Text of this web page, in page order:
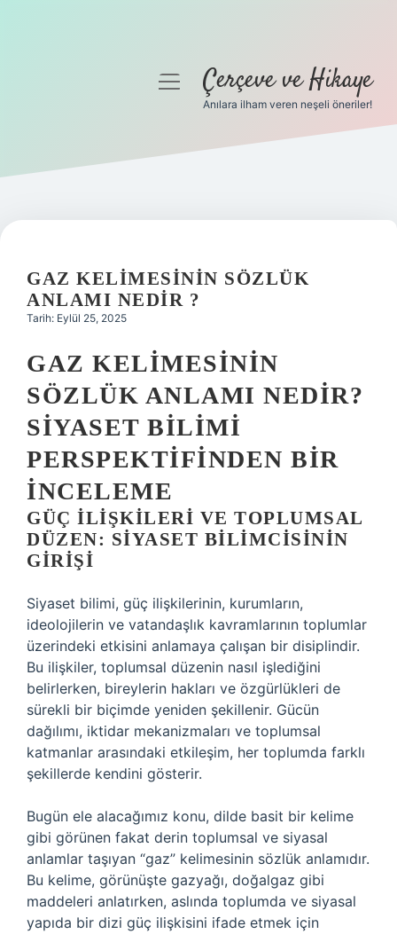
Gizlilik Politikası
Yasal Uyarı
menüyüÇerçeve ve Hikaye
Anılara ilham veren neşeli öneriler!
GAZ KELIMESININ SÖZLÜK
ANLAMI NEDIR ?
Tarih: Eylül 25, 2025
GAZ KELIMESININ
SÖZLÜK ANLAMI NEDIR?
SIYASET BILIMI
PERSPEKTIFINDEN BIR
İNCELEME
GÜÇ İLIŞKILERI VE TOPLUMSAL
DÜZEN: SIYASET BILIMCISININ
GIRIŞI
Siyaset bilimi, güç ilişkilerinin, kurumların,
ideolojilerin ve vatandaşlık kavramlarının toplumlar
üzerindeki etkisini anlamaya çalışan bir disiplindir.
Bu ilişkiler, toplumsal düzenin nasıl işlediğini
belirlerken, bireylerin hakları ve özgürlükleri de
sürekli bir biçimde yeniden şekillenir. Gücün
dağılımı, iktidar mekanizmaları ve toplumsal
katmanlar arasındaki etkileşim, her toplumda farklı
şekillerde kendini gösterir.
Bugün ele alacağımız konu, dilde basit bir kelime
gibi görünen fakat derin toplumsal ve siyasal
anlamlar taşıyan “gaz” kelimesinin sözlük anlamıdır.
Bu kelime, görünüşte gazyağı, doğalgaz gibi
maddeleri anlatırken, aslında toplumda ve siyasal
yapıda bir dizi güç ilişkisini ifade etmek için